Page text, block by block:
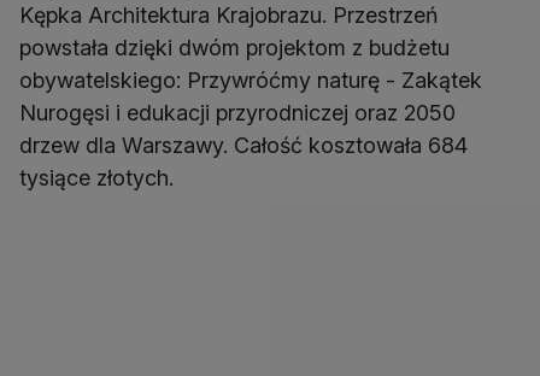
Kępka Architektura Krajobrazu. Przestrzeń
powstała dzięki dwóm projektom z budżetu
obywatelskiego: Przywróćmy naturę - Zakątek
Nurogęsi i edukacji przyrodniczej oraz 2050
drzew dla Warszawy. Całość kosztowała 684
tysiące złotych.